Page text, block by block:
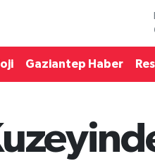
Gaziantep Haber